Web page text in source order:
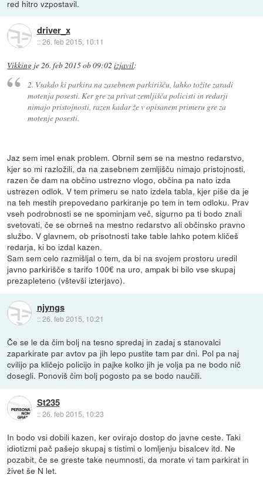
red hitro vzpostavil.
driver_x
::26. feb 2015, 10:11
Vikking je26. feb 2015 ob 09:02 izjavil:
2. Vsakdo ki parkira na zasebnem parkirišču, lahko tožite zaradi
motenja posesti. Ker gre za privat zemljišča policisti in redarji
nimajo pristojnosti, razen kadar že v opisanem primeru gre za
motenje posesti.
Jaz sem imel enak problem. Obrnil sem se na mestno redarstvo,
kjer so mi razložili, da na zasebnem zemljišču nimajo pristojnosti,
razen če dam na občino ustrezno vlogo, občina pa nato izda
ustrezen odlok. V tem primeru se nato izdela tabla, kjer piše da je
na teh mestih prepovedano parkiranje po tem in tem odloku. Prav
vseh podrobnosti se ne spominjam več, sigurno pa ti bodo znali
svetovati, če se obrneš na mestno redarstvo ali občinsko pravno
službo. V glavnem, ob prisotnosti take table lahko potem kličeš
redarja, ki bo izdal kazen.
Sam sem celo razmišljal o tem, da bi na svojem prostoru uredil
javno parkirišče s tarifo 100€ na uro, ampak bi bilo vse skupaj
prezapleteno (vštevši izterjavo).
njyngs
::26. feb 2015, 10:21
Če se le da čim bolj na tesno spredaj in zadaj s stanovalci
zaparkirate par avtov pa jih lepo pustite tam par dni. Pol pa naj
cvilijo pa kličejo policijo in pajke kolko jih je volja pa ne bodo nič
dosegli. Ponoviš čim bolj pogosto pa se bodo naučili.
St235
::26. feb 2015, 10:23
In bodo vsi dobili kazen, ker ovirajo dostop do javne ceste. Taki
idiotizmi pač pašejo skupaj s tistimi o lomljenju bisalcev itd. Ne
pozabit, če se greste take neumnosti, da morate vi tam parkirat in
živet še N let.